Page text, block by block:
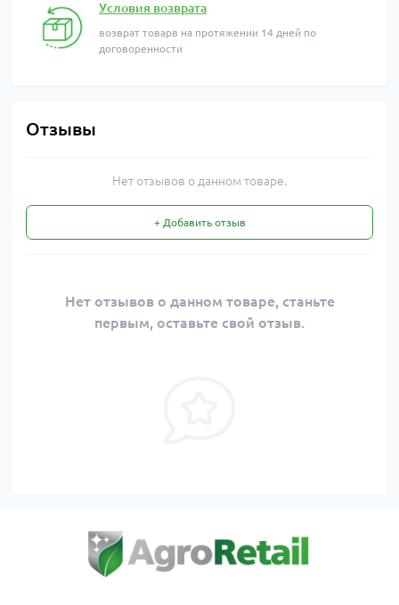
Условия возврата
возврат товарв на протяжении 14 дней по
договоренности
Отзывы
Нет отзывов о данном товаре.
+ Добавить отзыв
Нет отзывов о данном товаре, станьте
первым, оставьте свой отзыв.